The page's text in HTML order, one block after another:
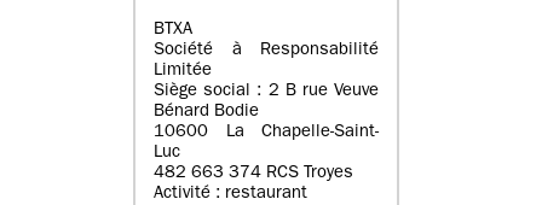
BTXA
Société à Responsabilité
Limitée
Siège social : 2 B rue Veuve
Bénard Bodie
10600 La Chapelle-Saint-
Luc
482 663 374 RCS Troyes
Activité : restaurant